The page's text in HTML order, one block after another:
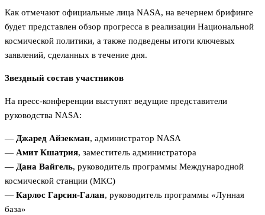
Как отмечают официальные лица NASA, на вечернем брифинге
будет представлен обзор прогресса в реализации Национальной
космической политики, а также подведены итоги ключевых
заявлений, сделанных в течение дня.
Звездный состав участников
На пресс-конференции выступят ведущие представители
руководства NASA:
— Джаред Айзекман, администратор NASA
— Амит Кшатрия, заместитель администратора
— Дана Вайгель, руководитель программы Международной
космической станции (МКС)
— Карлос Гарсия-Галан, руководитель программы «Лунная
база»